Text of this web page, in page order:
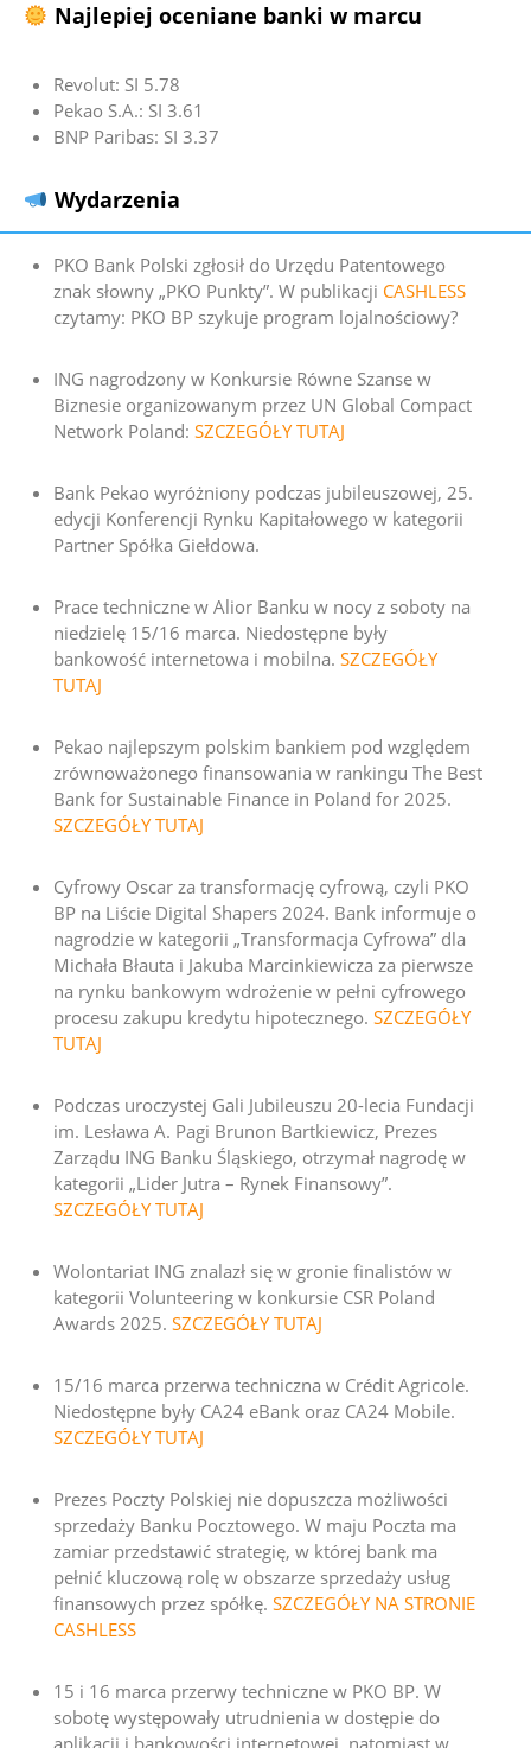
Najlepiej oceniane banki w marcu
Revolut: SI 5.78
Pekao S.A.: SI 3.61
BNP Paribas: SI 3.37
Wydarzenia
PKO Bank Polski zgłosił do Urzędu Patentowego
znak słowny „PKO Punkty”. W publikacji CASHLESS
czytamy: PKO BP szykuje program lojalnościowy?
ING nagrodzony w Konkursie Równe Szanse w
Biznesie organizowanym przez UN Global Compact
Network Poland: SZCZEGÓŁY TUTAJ
Bank Pekao wyróżniony podczas jubileuszowej, 25.
edycji Konferencji Rynku Kapitałowego w kategorii
Partner Spółka Giełdowa.
Prace techniczne w Alior Banku w nocy z soboty na
niedzielę 15/16 marca. Niedostępne były
bankowość internetowa i mobilna. SZCZEGÓŁY
TUTAJ
Pekao najlepszym polskim bankiem pod względem
zrównoważonego finansowania w rankingu The Best
Bank for Sustainable Finance in Poland for 2025.
SZCZEGÓŁY TUTAJ
Cyfrowy Oscar za transformację cyfrową, czyli PKO
BP na Liście Digital Shapers 2024. Bank informuje o
nagrodzie w kategorii „Transformacja Cyfrowa” dla
Michała Błauta i Jakuba Marcinkiewicza za pierwsze
na rynku bankowym wdrożenie w pełni cyfrowego
procesu zakupu kredytu hipotecznego. SZCZEGÓŁY
TUTAJ
Podczas uroczystej Gali Jubileuszu 20-lecia Fundacji
im. Lesława A. Pagi Brunon Bartkiewicz, Prezes
Zarządu ING Banku Śląskiego, otrzymał nagrodę w
kategorii „Lider Jutra – Rynek Finansowy”.
SZCZEGÓŁY TUTAJ
Wolontariat ING znalazł się w gronie finalistów w
kategorii Volunteering w konkursie CSR Poland
Awards 2025. SZCZEGÓŁY TUTAJ
15/16 marca przerwa techniczna w Crédit Agricole.
Niedostępne były CA24 eBank oraz CA24 Mobile.
SZCZEGÓŁY TUTAJ
Prezes Poczty Polskiej nie dopuszcza możliwości
sprzedaży Banku Pocztowego. W maju Poczta ma
zamiar przedstawić strategię, w której bank ma
pełnić kluczową rolę w obszarze sprzedaży usług
finansowych przez spółkę. SZCZEGÓŁY NA STRONIE
CASHLESS
15 i 16 marca przerwy techniczne w PKO BP. W
sobotę występowały utrudnienia w dostępie do
aplikacji i bankowości internetowej, natomiast w